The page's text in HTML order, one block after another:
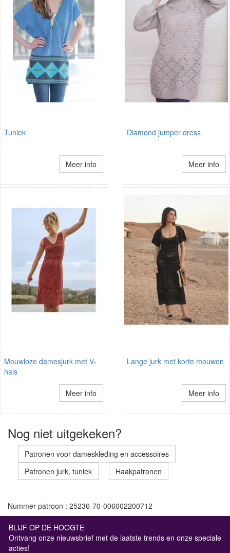
Tuniek
Meer info
Diamond jumper dress
Meer info
Mouwloze damesjurk met V-
hals
Meer info
Lange jurk met korte mouwen
Meer info
Nog niet uitgekeken?
Patronen voor dameskleding en accessoires
Patronen jurk, tuniek
Haakpatronen
Nummer patroon : 25236-70-006002200712
BLIJF OP DE HOOGTE
Ontvang onze nieuwsbrief met de laatste trends en onze speciale
acties!